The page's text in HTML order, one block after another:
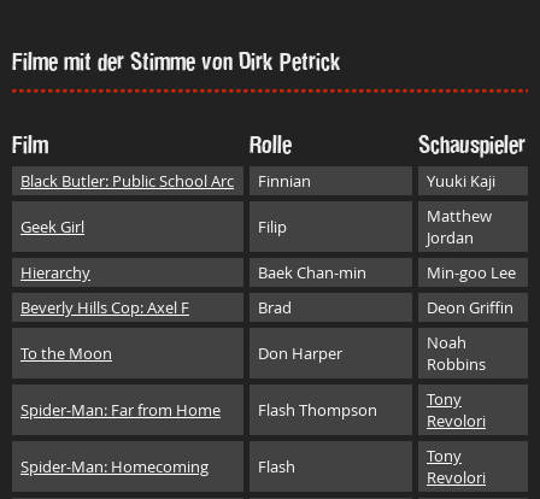
Filme mit der Stimme von Dirk Petrick
Film Rolle Schauspieler
Black Butler: Public School Arc Finnian Yuuki Kaji
Geek Girl Filip
Matthew
Jordan
Hierarchy
Baek Chan-min
Min-goo Lee
Beverly Hills Cop: Axel F
Brad Deon Griffin
To the Moon Don Harper
Noah
Robbins
Spider-Man: Far from Home Flash Thompson
Tony
Revolori
Spider-Man: Homecoming Flash
Tony
Revolori